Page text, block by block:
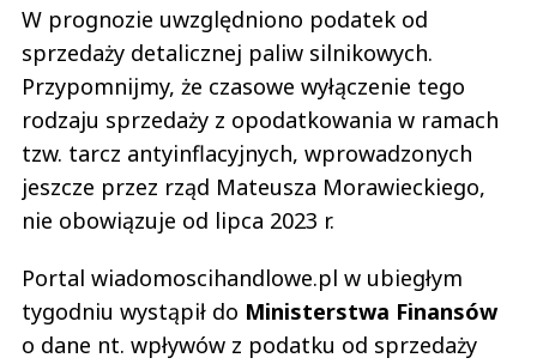
W prognozie uwzględniono podatek od
sprzedaży detalicznej paliw silnikowych.
Przypomnijmy, że czasowe wyłączenie tego
rodzaju sprzedaży z opodatkowania w ramach
tzw. tarcz antyinflacyjnych, wprowadzonych
jeszcze przez rząd Mateusza Morawieckiego,
nie obowiązuje od lipca 2023 r.
Portal wiadomoscihandlowe.pl w ubiegłym
tygodniu wystąpił do Ministerstwa Finansów
o dane nt. wpływów z podatku od sprzedaży